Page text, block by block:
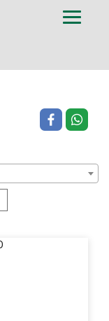
Limpar filtros